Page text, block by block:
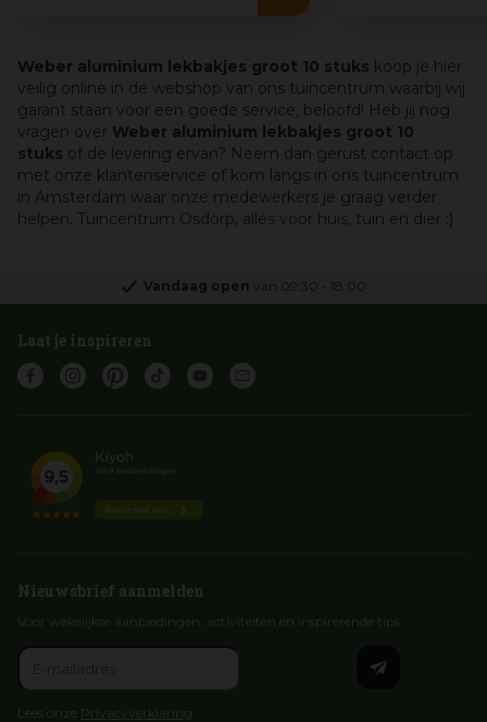
Weber aluminium lekbakjes groot 10 stuks koop je hier
veilig online in de webshop van ons tuincentrum waarbij wij
garant staan voor een goede service, beloofd! Heb jij nog
vragen over Weber aluminium lekbakjes groot 10
stuks of de levering ervan? Neem dan gerust contact op
met onze klantenservice of kom langs in ons tuincentrum
in Amsterdam waar onze medewerkers je graag verder
helpen. Tuincentrum Osdorp, alles voor huis, tuin en dier :)
Vandaag open van 09:30 18:00
Laat je inspireren
Nieuwsbrief aanmelden
Voor wekelijkse aanbiedingen, activiteiten en inspirerende tips
Lees onze Privacyverklaring